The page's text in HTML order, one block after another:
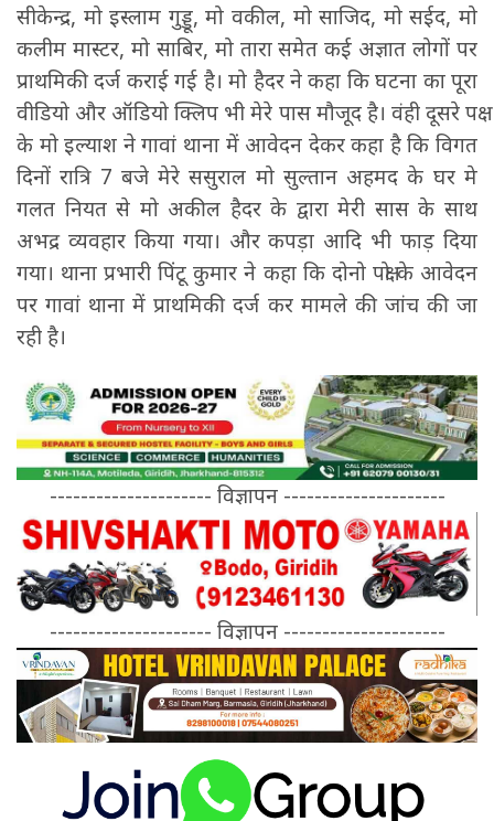
सीकेन्द्र, मो इस्लाम गुड्डू, मो वकील, मो साजिद, मो सईद, मो
कलीम मास्टर, मो साबिर, मो तारा समेत कई अज्ञात लोगों पर
प्राथमिकी दर्ज कराई गई है। मो हैदर ने कहा कि घटना का पूरा
वीडियो और ऑडियो क्लिप भी मेरे पास मौजूद है। वंही दूसरे पक्ष
के मो इल्याश ने गावां थाना में आवेदन देकर कहा है कि विगत
दिनों रात्रि 7 बजे मेरे ससुराल मो सुल्तान अहमद के घर मे
गलत नियत से मो अकील हैदर के द्वारा मेरी सास के साथ
अभद्र व्यवहार किया गया। और कपड़ा आदि भी फाड़ दिया
गया। थाना प्रभारी पिंटू कुमार ने कहा कि दोनो पक्षो के आवेदन
पर गावां थाना में प्राथमिकी दर्ज कर मामले की जांच की जा
रही है।
--------------------- विज्ञापन ---------------------
--------------------- विज्ञापन ---------------------